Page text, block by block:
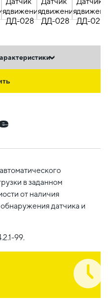
в заданном
от наличия
датчика и
99.